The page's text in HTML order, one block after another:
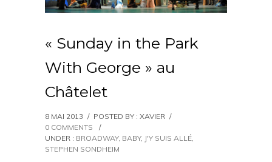
« Sunday in the Park
With George » au
Châtelet
8 MAI 2013 / POSTED BY : XAVIER /
0 COMMENTS
/
UNDER : BROADWAY, BABY, J'Y SUIS ALLÉ,
STEPHEN SONDHEIM